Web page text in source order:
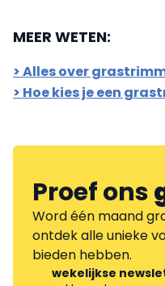
MEER WETEN:
> Alles over
> Hoe kies je een
Proef ons
Word één maand
ontdek alle unieke
bieden hebben.
wekelijkse